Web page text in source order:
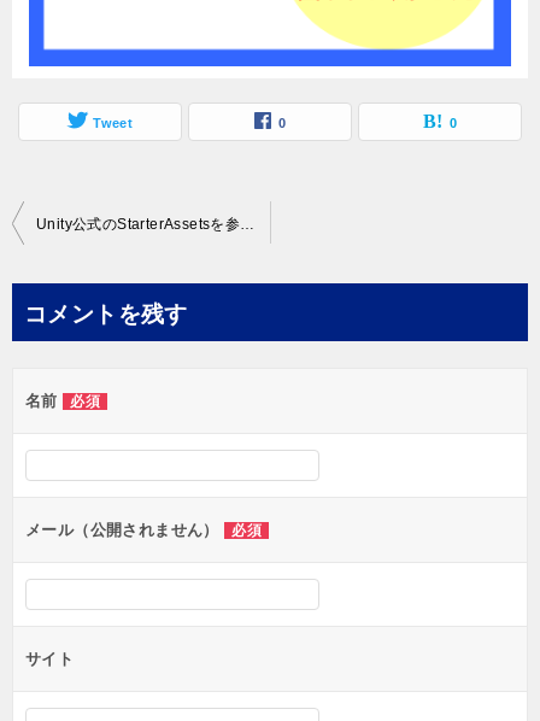
Tweet 0 0
投
ビ
ー
シ
ョ
ン
Unity公式のStarterAssetsを参考にアニメーションを作成・設定する！
コメントを残す
名前 必須
メール（公開されません） 必須
サイト